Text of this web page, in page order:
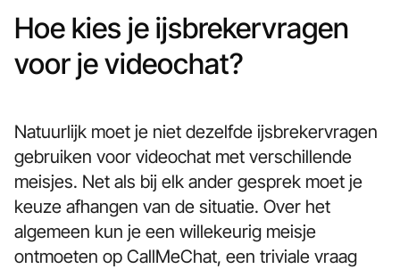
Hoe kies je ijsbrekervragen
voor je videochat?
Natuurlijk moet je niet dezelfde ijsbrekervragen
gebruiken voor videochat met verschillende
meisjes. Net als bij elk ander gesprek moet je
keuze afhangen van de situatie. Over het
algemeen kun je een willekeurig meisje
ontmoeten op CallMeChat, een triviale vraag